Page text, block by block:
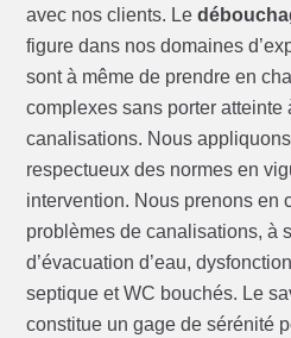
avec nos clients. Le
figure dans nos domaines
sont à même de prendre en
complexes sans porter atteinte
canalisations. Nous
respectueux des normes en
intervention. Nous prenons en
problèmes de canalisations, à
d’évacuation d’eau,
septique et WC bouchés. Le
constitue un gage de sérénité